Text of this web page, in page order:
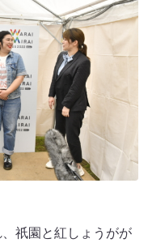
祇園と紅しょうがが